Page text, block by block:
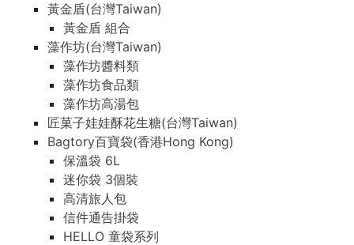
黃金盾(台灣Taiwan)
黃金盾 組合
藻作坊(台灣Taiwan)
藻作坊醬料類
藻作坊食品類
藻作坊高湯包
匠菓子娃娃酥花生糖(台灣Taiwan)
Bagtory百寶袋(香港Hong Kong)
保溫袋 6L
迷你袋 3個裝
高清旅人包
信件通告掛袋
HELLO 童袋系列